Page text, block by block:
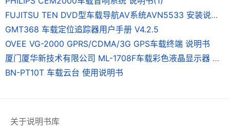
FUJITSU TEN DVD型车载导航AV系统AVN5533 安装说明书
GMT368 车载定位追踪器用户手册 V4.2.5
OVEE VG-2000 GPRS/CDMA/3G GPS车载终端 说明书
厦门厦华新技术有限公司 ML-1708F车载彩色液晶显示器 使用说明书
BN-PT10T 车载云台 使用说明书
关于说明书库